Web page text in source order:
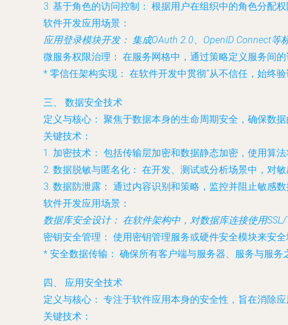
3. 基于角色的访问控制： 根据用户在组织中的角色分配
软件开发应用场景：
应用登录模块开发： 集成OAuth 2.0、OpenID Connect等
微服务权限治理： 在服务网格中，通过策略定义服务间
* 零信任架构实现： 在软件开发中贯彻“从不信任，始终
三、 数据安全技术
定义与核心： 聚焦于数据本身的生命周期安全，确保数
关键技术：
1. 加密技术： 包括传输层加密和数据静态加密，使用算法
2. 数据脱敏与匿名化： 在开发、测试或分析场景中，对
3. 数据防泄露： 通过内容识别和策略，监控并阻止敏感
软件开发应用场景：
数据库安全设计： 在软件架构中，对数据库连接使用
密钥安全管理： 使用密钥管理服务或硬件安全模块来安
* 安全数据传输： 确保所有客户端与服务器、服务与服务
四、 应用安全技术
定义与核心： 专注于软件应用本身的安全性，旨在消除
关键技术：